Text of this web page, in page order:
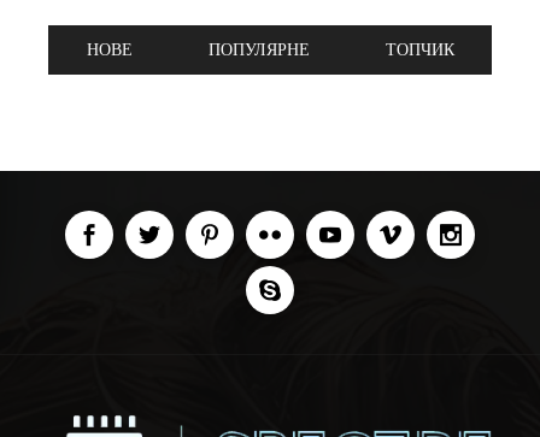
НОВЕ ПОПУЛЯРНЕ ТОПЧИК